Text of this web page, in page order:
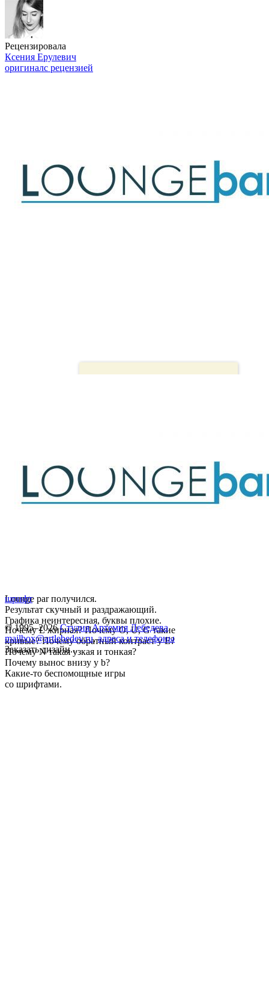
Рецензировала
Ксения Ерулевич
оригиналс рецензией
Lounge par получился.
Результат скучный и раздражающий.
Графика неинтересная, буквы плохие.
Почему L жирная? Почему O, U, G такие
кривые? Почему обратный контраст у E?
Почему N такая узкая и тонкая?
Почему вынос внизу у b?
Какие-то беспомощные игры
со шрифтами.
шрифт
© 1995–2026 Студия Артемия Лебедева
mailbox@artlebedev.ru, адреса и телефоны
Заказать дизайн...